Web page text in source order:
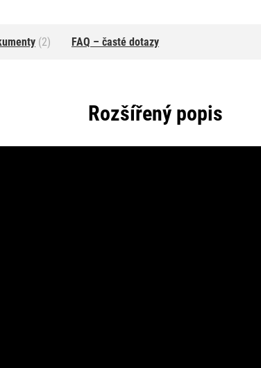
(2) FAQ – časté dotazy
Rozšířený popis